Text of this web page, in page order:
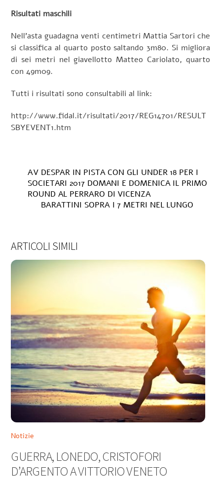
Risultati maschili
Nell’asta guadagna venti centimetri Mattia Sartori che
si classifica al quarto posto saltando 3m80. Si migliora
di sei metri nel giavellotto Matteo Cariolato, quarto
con 49m09.
Tutti i risultati sono consultabili al link:
http://www.fidal.it/risultati/2017/REG14701/RESULT
SBYEVENT1.htm
AV DESPAR IN PISTA CON GLI UNDER 18 PER I
SOCIETARI 2017 DOMANI E DOMENICA IL PRIMO
ROUND AL PERRARO DI VICENZA
BARATTINI SOPRA I 7 METRI NEL LUNGO
ARTICOLI SIMILI
Notizie
GUERRA, LONEDO, CRISTOFORI
D’ARGENTO A VITTORIO VENETO